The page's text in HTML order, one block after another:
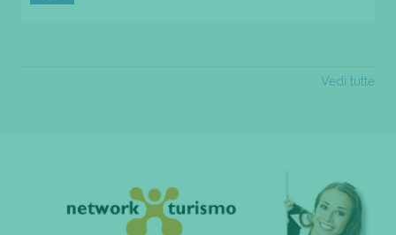
Vedi tutte